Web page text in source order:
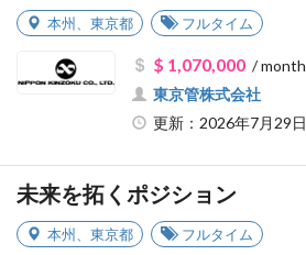
本州 東京都 フルタイム
$ 1,070,000/ month
東京管株式会社
更新：2026年7月29日
未来を拓くポジション
本州 東京都 フルタイム